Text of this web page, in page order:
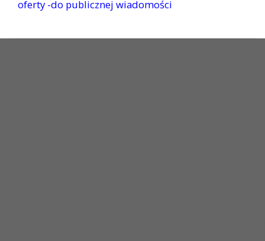
oferty -do publicznej wiadomości